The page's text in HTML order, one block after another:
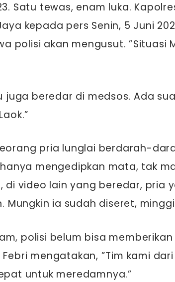
Satu tewas, enam luka.
kepada pers Senin, 5 Juni
polisi akan mengusut. ”Situasi
juga beredar di medsos. Ada
pria lunglai berdarah-
mengedipkan mata, tak
di video lain yang beredar, pria
Mungkin ia sudah diseret,
polisi belum bisa
Febri mengatakan, ”Tim kami
untuk meredamnya.”